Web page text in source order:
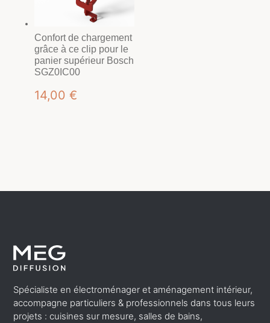
Confort de chargement
grâce à ce clip pour le
panier supérieur Bosch
SGZ0IC00
14,00 €
Spécialiste en électroménager et aménagement intérieur,
accompagne particuliers & professionnels dans tous leurs
projets : cuisines sur mesure, salles de bains,